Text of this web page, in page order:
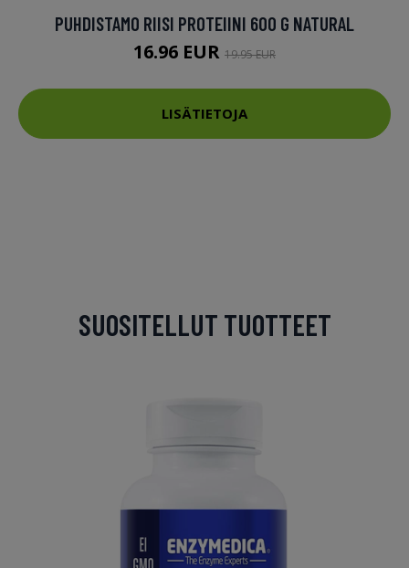
PUHDISTAMO RIISI PROTEIINI 600 G NATURAL
16.96 EUR 19.95 EUR
LISÄTIETOJA
SUOSITELLUT TUOTTEET